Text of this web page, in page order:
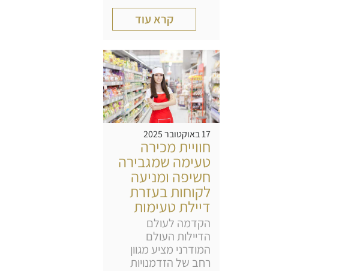
קרא עוד
17 באוקטובר 2025
חוויית מכירה
טעימה שמגבירה
חשיפה ומניעה
לקוחות בעזרת
דיילת טעימות
הקדמה לעולם
הדיילות העולם
המודרני מציע מגוון
רחב של הזדמנויות